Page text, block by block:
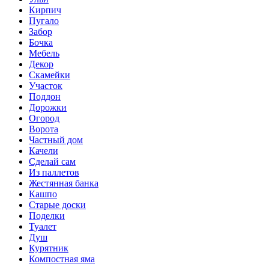
Кирпич
Пугало
Забор
Бочка
Мебель
Декор
Скамейки
Участок
Поддон
Дорожки
Огород
Ворота
Частный дом
Качели
Сделай сам
Из паллетов
Жестянная банка
Кашпо
Старые доски
Поделки
Туалет
Душ
Курятник
Компостная яма